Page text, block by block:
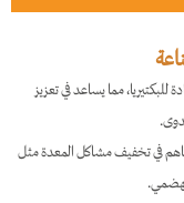
مما يساعد في تعزيز
في تخفيف مشاكل المعدة مثل